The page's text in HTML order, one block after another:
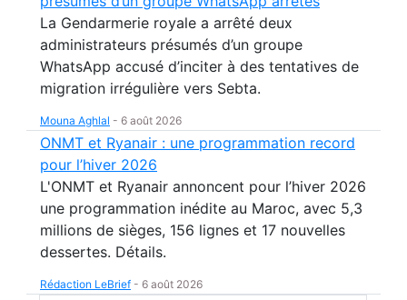
La Gendarmerie royale a arrêté deux
administrateurs présumés d’un groupe
WhatsApp accusé d’inciter à des tentatives de
migration irrégulière vers Sebta.
Mouna Aghlal - 6 août 2026
ONMT et Ryanair : une programmation record
pour l’hiver 2026
L'ONMT et Ryanair annoncent pour l’hiver 2026
une programmation inédite au Maroc, avec 5,3
millions de sièges, 156 lignes et 17 nouvelles
dessertes. Détails.
Rédaction LeBrief - 6 août 2026